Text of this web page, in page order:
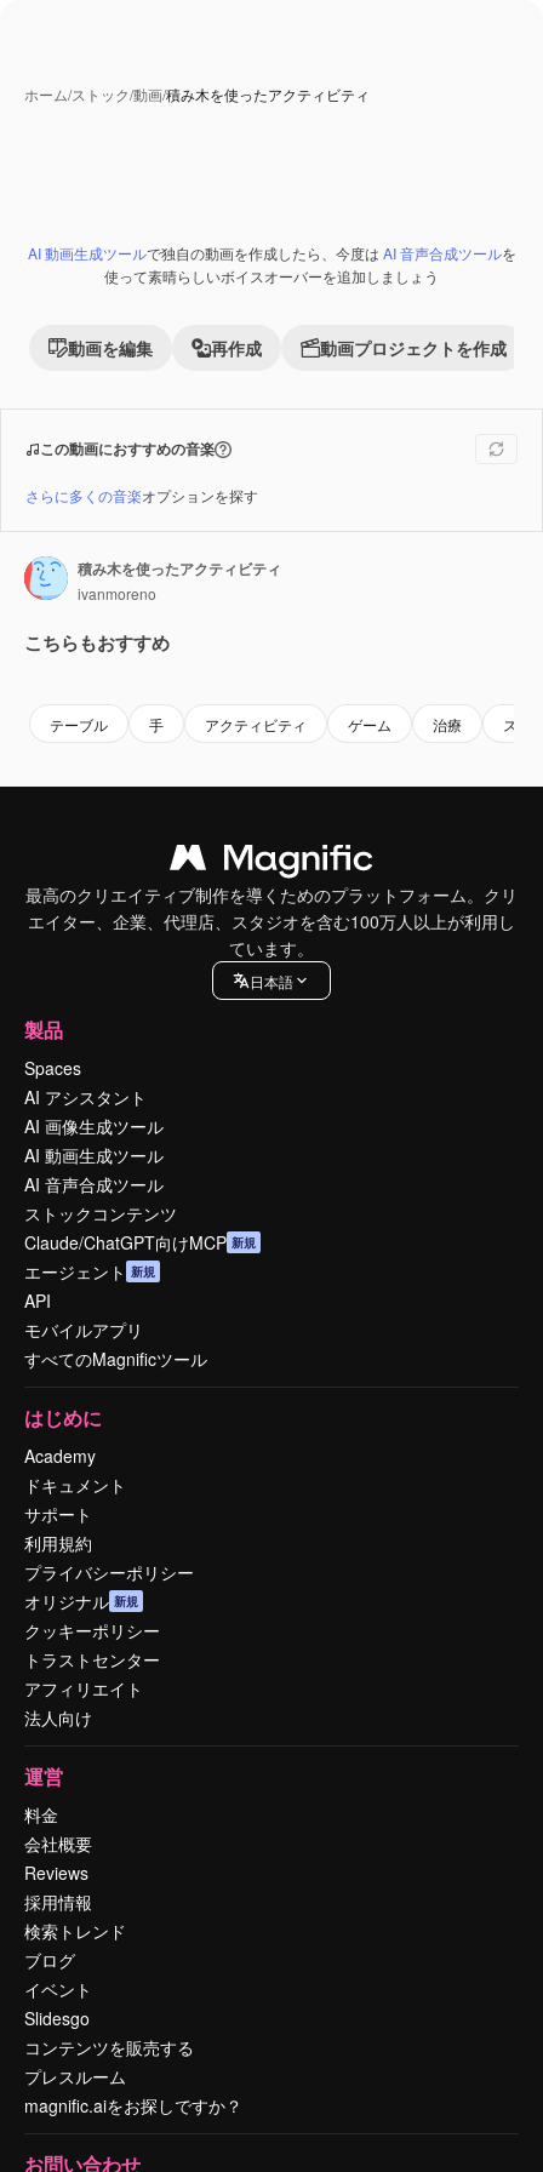
ホーム/ストック/動画/積み木を使ったアクティビティ
Premium
AI 動画生成ツールで独自の動画を作成したら、今度は AI 音声合成ツールを
使って素晴らしいボイスオーバーを追加しましょう
動画を編集 再作成 動画プロジェクトを作成
この動画におすすめの音楽
さらに多くの音楽オプションを探す
積み木を使ったアクティビティ
ivanmoreno
こちらもおすすめ
テーブル 手 アクティビティ ゲーム 治療 スタ
最高のクリエイティブ制作を導くためのプラットフォーム。クリ
エイター、企業、代理店、スタジオを含む100万人以上が利用し
ています。
日本語
製品
Spaces
AI アシスタント
AI 画像生成ツール
AI 動画生成ツール
AI 音声合成ツール
ストックコンテンツ
Claude/ChatGPT向けMCP 新規
エージェント 新規
API
モバイルアプリ
すべてのMagnificツール
はじめに
Academy
ドキュメント
サポート
利用規約
プライバシーポリシー
オリジナル 新規
クッキーポリシー
トラストセンター
アフィリエイト
法人向け
運営
料金
会社概要
Reviews
採用情報
検索トレンド
ブログ
イベント
Slidesgo
コンテンツを販売する
プレスルーム
magnific.aiをお探しですか？
お問い合わせ